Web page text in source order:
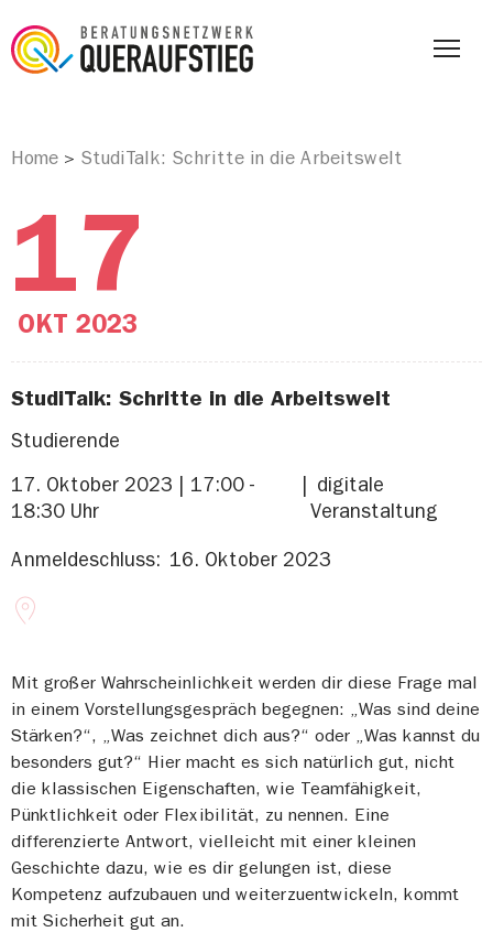
Home > StudiTalk: Schritte in die Arbeitswelt
17
OKT 2023
StudiTalk: Schritte in die Arbeitswelt
Studierende
17. Oktober 2023 | 17:00 -
18:30 Uhr
digitale
Veranstaltung
Anmeldeschluss: 16. Oktober 2023
Mit großer Wahrscheinlichkeit werden dir diese Frage mal
in einem Vorstellungsgespräch begegnen: „Was sind deine
Stärken?“, „Was zeichnet dich aus?“ oder „Was kannst du
besonders gut?“ Hier macht es sich natürlich gut, nicht
die klassischen Eigenschaften, wie Teamfähigkeit,
Pünktlichkeit oder Flexibilität, zu nennen. Eine
differenzierte Antwort, vielleicht mit einer kleinen
Geschichte dazu, wie es dir gelungen ist, diese
Kompetenz aufzubauen und weiterzuentwickeln, kommt
mit Sicherheit gut an.